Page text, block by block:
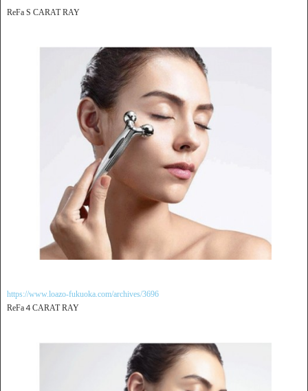
ReFa S CARAT RAY
https://www.loazo-fukuoka.com/archives/3696
ReFa４CARAT RAY